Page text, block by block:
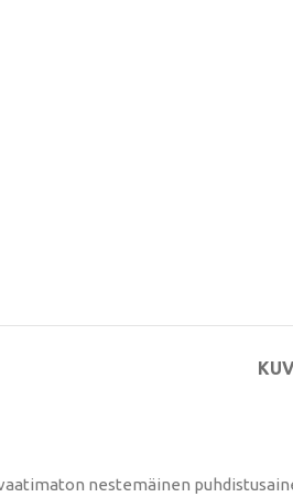
nestemäinen